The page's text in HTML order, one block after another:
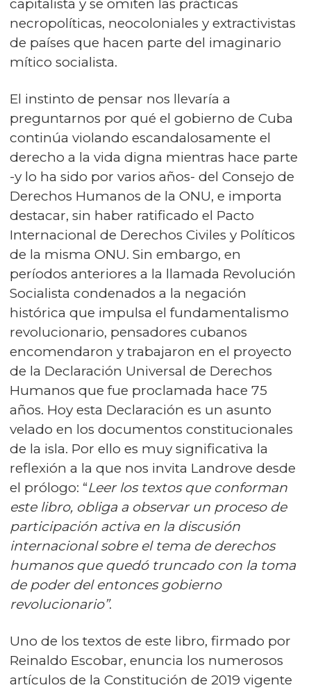
capitalista y se omiten las prácticas
necropolíticas, neocoloniales y extractivistas
de países que hacen parte del imaginario
mítico socialista.
El instinto de pensar nos llevaría a
preguntarnos por qué el gobierno de Cuba
continúa violando escandalosamente el
derecho a la vida digna mientras hace parte
-y lo ha sido por varios años- del Consejo de
Derechos Humanos de la ONU, e importa
destacar, sin haber ratificado el Pacto
Internacional de Derechos Civiles y Políticos
de la misma ONU. Sin embargo, en
períodos anteriores a la llamada Revolución
Socialista condenados a la negación
histórica que impulsa el fundamentalismo
revolucionario, pensadores cubanos
encomendaron y trabajaron en el proyecto
de la Declaración Universal de Derechos
Humanos que fue proclamada hace 75
años. Hoy esta Declaración es un asunto
velado en los documentos constitucionales
de la isla. Por ello es muy significativa la
reflexión a la que nos invita Landrove desde
el prólogo: “Leer los textos que conforman
este libro, obliga a observar un proceso de
participación activa en la discusión
internacional sobre el tema de derechos
humanos que quedó truncado con la toma
de poder del entonces gobierno
revolucionario”.
Uno de los textos de este libro, firmado por
Reinaldo Escobar, enuncia los numerosos
artículos de la Constitución de 2019 vigente